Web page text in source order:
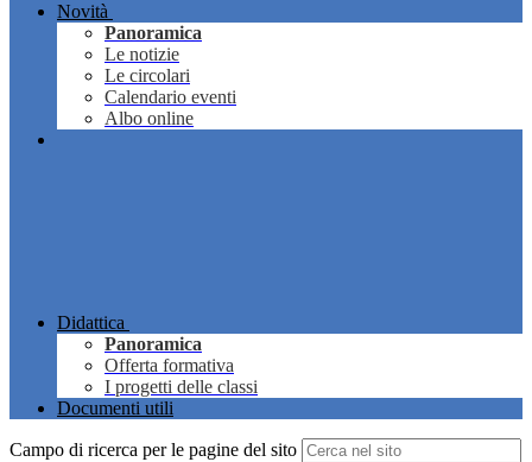
Novità
Panoramica
Le notizie
Le circolari
Calendario eventi
Albo online
Didattica
Panoramica
Offerta formativa
I progetti delle classi
Documenti utili
Campo di ricerca per le pagine del sito